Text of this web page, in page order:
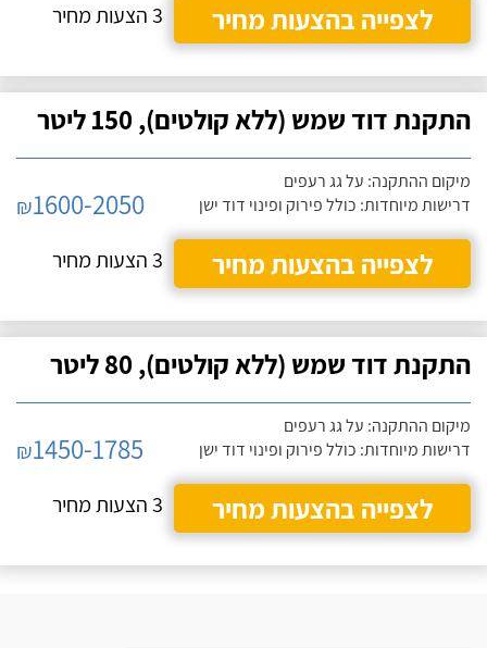
לצפייה בהצעות מחיר
3 הצעות מחיר
התקנת דוד שמש (ללא קולטים), 150 ליטר
מיקום ההתקנה: על גג רעפים
דרישות מיוחדות: כולל פירוק ופינוי דוד ישן
₪1600-2050
לצפייה בהצעות מחיר
3 הצעות מחיר
התקנת דוד שמש (ללא קולטים), 80 ליטר
מיקום ההתקנה: על גג רעפים
דרישות מיוחדות: כולל פירוק ופינוי דוד ישן
₪1450-1785
לצפייה בהצעות מחיר
3 הצעות מחיר